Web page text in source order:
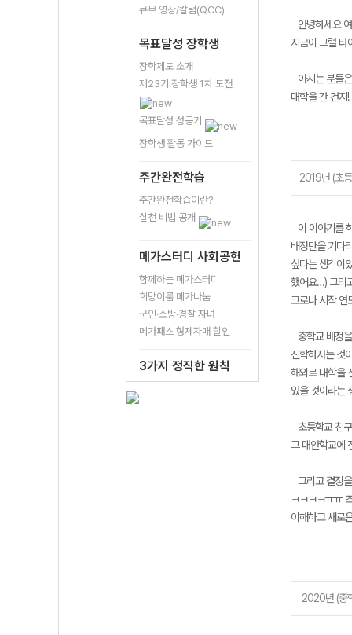
큐브 영상/칼럼(QCC)
목표달성 장학생
장학제도 소개
제23기 장학생 1차 도전
목표달성 성공기
장학생 활동 가이드
주간완전학습
주간완전학습이란?
실천 비법 공개
메가스터디 사회공헌
함께하는 메가스터디
희망이룸 메가나눔
군인·소방·경찰 자녀
메가패스 형제자매 할인
3가지 정직한 원칙
안녕하세요
지금이 그럴 타
아시는 분들
대학을 간 건지
2019년 (초
이 이야기를
배정만을 기다
싶다는 생각이
했어요…) 그리
코로나 시작 연
중학교 배정
진학하자는 것
해외로 대학을
있을 것이라는
초등학교 친
그 대안학교에
그리고 결정
ㅋㅋㅋㅋㅠㅠ
이해하고 새로
2020년 (중